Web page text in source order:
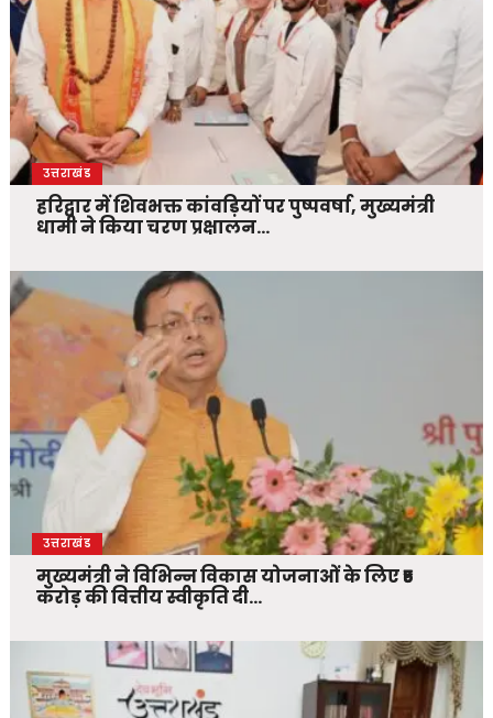
उत्तराखंड
हरिद्वार में शिवभक्त कांवड़ियों पर पुष्पवर्षा, मुख्यमंत्री
धामी ने किया चरण प्रक्षालन…
उत्तराखंड
मुख्यमंत्री ने विभिन्न विकास योजनाओं के लिए ₹5
करोड़ की वित्तीय स्वीकृति दी…